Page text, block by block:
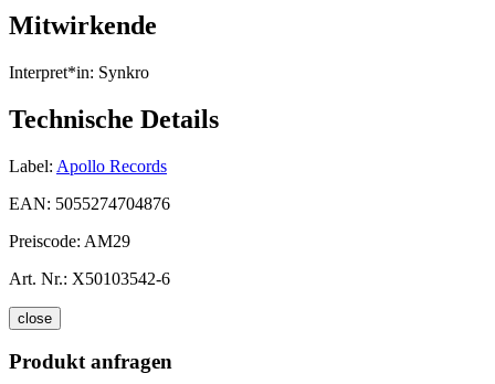
Mitwirkende
Interpret*in: Synkro
Technische Details
Label: Apollo Records
EAN: 5055274704876
Preiscode: AM29
Art. Nr.: X50103542-6
close
Produkt anfragen